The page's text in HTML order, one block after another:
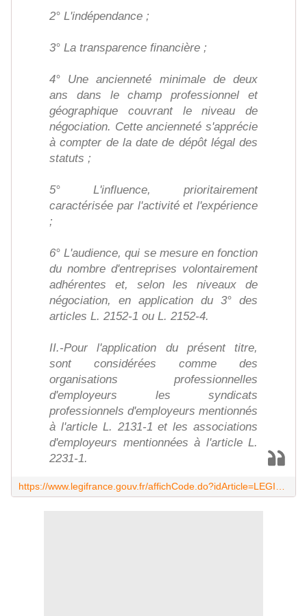
2° L'indépendance ;
3° La transparence financière ;
4° Une ancienneté minimale de deux
ans dans le champ professionnel et
géographique couvrant le niveau de
négociation. Cette ancienneté s'apprécie
à compter de la date de dépôt légal des
statuts ;
5° L'influence, prioritairement
caractérisée par l'activité et l'expérience
;
6° L'audience, qui se mesure en fonction
du nombre d'entreprises volontairement
adhérentes et, selon les niveaux de
négociation, en application du 3° des
articles L. 2152-1 ou L. 2152-4.
II.-Pour l'application du présent titre,
sont considérées comme des
organisations professionnelles
d'employeurs les syndicats
professionnels d'employeurs mentionnés
à l'article L. 2131-1 et les associations
d'employeurs mentionnées à l'article L.
2231-1.